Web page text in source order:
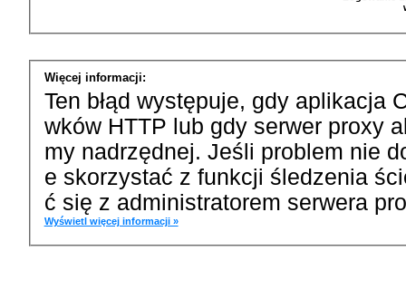
Więcej informacji:
Ten błąd występuje, gdy aplikacja
wków HTTP lub gdy serwer proxy
my nadrzędnej. Jeśli problem nie
e skorzystać z funkcji śledzenia
ć się z administratorem serwera
Wyświetl więcej informacji »